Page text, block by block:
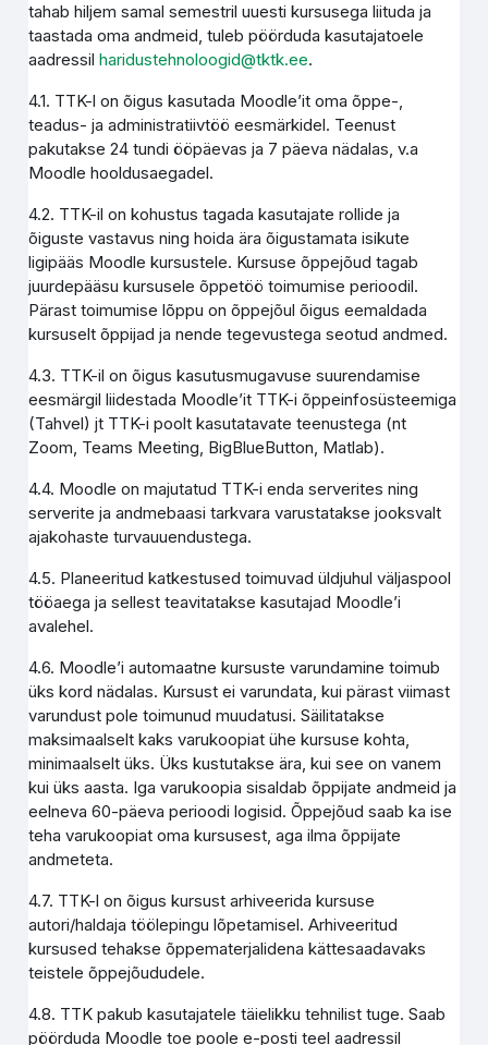
tahab hiljem samal semestril uuesti kursusega liituda ja
taastada oma andmeid, tuleb pöörduda kasutajatoele
aadressilharidustehnoloogid@tktk.ee.
4.1. TTK-l on õigus kasutada Moodle’it oma õppe-,
teadus- ja administratiivtöö eesmärkidel. Teenust
pakutakse 24 tundi ööpäevas ja 7 päeva nädalas, v.a
Moodle hooldusaegadel.
4.2. TTK-il on kohustus tagada kasutajate rollide ja
õiguste vastavus ning hoida ära õigustamata isikute
ligipääs Moodle kursustele. Kursuse õppejõud tagab
juurdepääsu kursusele õppetöö toimumise perioodil.
Pärast toimumise lõppu on õppejõul õigus eemaldada
kursuselt õppijad ja nende tegevustega seotud andmed.
4.3. TTK-il on õigus kasutusmugavuse suurendamise
eesmärgil liidestada Moodle’it TTK-i õppeinfosüsteemiga
(Tahvel) jt TTK-i poolt kasutatavate teenustega (nt
Zoom, Teams Meeting, BigBlueButton, Matlab).
4.4. Moodle on majutatud TTK-i enda serverites ning
serverite ja andmebaasi tarkvara varustatakse jooksvalt
ajakohaste turvauuendustega.
4.5. Planeeritud katkestused toimuvad üldjuhul väljaspool
tööaega ja sellest teavitatakse kasutajad Moodle’i
avalehel.
4.6. Moodle’i automaatne kursuste varundamine toimub
üks kord nädalas. Kursust ei varundata, kui pärast viimast
varundust pole toimunud muudatusi. Säilitatakse
maksimaalselt kaks varukoopiat ühe kursuse kohta,
minimaalselt üks. Üks kustutakse ära, kui see on vanem
kui üks aasta. Iga varukoopia sisaldab õppijate andmeid ja
eelneva 60-päeva perioodi logisid. Õppejõud saab ka ise
teha varukoopiat oma kursusest, aga ilma õppijate
andmeteta.
4.7. TTK-l on õigus kursust arhiveerida kursuse
autori/haldaja töölepingu lõpetamisel. Arhiveeritud
kursused tehakse õppematerjalidena kättesaadavaks
teistele õppejõududele.
4.8. TTK pakub kasutajatele täielikku tehnilist tuge. Saab
pöörduda Moodle toe poole e-posti teel aadressil